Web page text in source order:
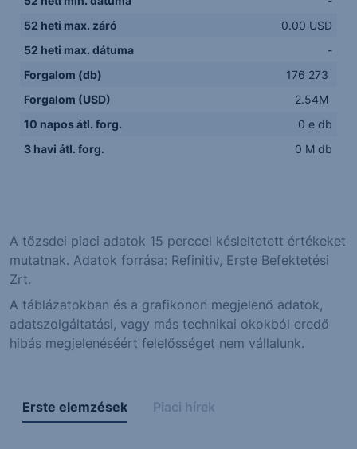
52 heti max. záró
0.00 USD
52 heti max. dátuma
-
Forgalom (db)
176 273
Forgalom (USD)
2.54M
10 napos átl. forg.
0 e db
3 havi átl. forg.
0 M db
A tőzsdei piaci adatok 15 perccel késleltetett értékeket
mutatnak. Adatok forrása: Refinitiv, Erste Befektetési
Zrt.
A táblázatokban és a grafikonon megjelenő adatok,
adatszolgáltatási, vagy más technikai okokból eredő
hibás megjelenéséért felelősséget nem vállalunk.
Erste elemzések Piaci hírek